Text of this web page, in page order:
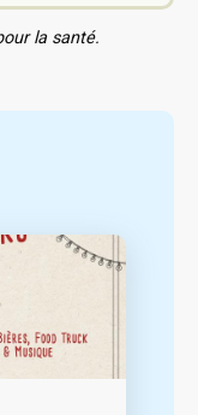
la santé.